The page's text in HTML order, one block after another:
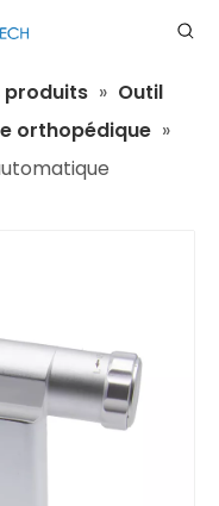
produits » Outil
orthopédique »